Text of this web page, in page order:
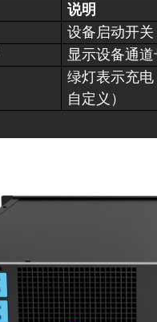
说明
设备启动开关
显示设备通道
绿灯表示充
自定义）